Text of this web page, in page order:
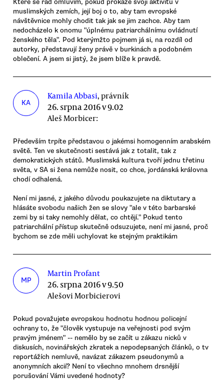
Které se rád omluvím, pokud prokáže svoji aktivitu v
muslimských zemích, její boj o to, aby tam evropské
návštěvnice mohly chodit tak jak se jim zachce. Aby tam
nedocházelo k onomu "úplnému patriarchálnímu ovládnutí
ženského těla". Pod kterýmžto pojmem já si, na rozdíl od
autorky, představují ženy právě v burkinách a podobném
oblečení. A jsem si jistý, že jsem blíže k pravdě.
KA
Kamila Abbasi, právník
26. srpna 2016 v 9.02
Aleš Morbicer:
Především trpíte představou o jakémsi homogenním arabském
světě. Ten ve skutečnosti sestává jak z totalit, tak z
demokratických států. Muslimská kultura tvoří jednu třetinu
světa, v SA si žena nemůže nosit, co chce, jordánská královna
chodí odhalená.
Není mi jasné, z jakého důvodu poukazujete na diktutary a
hlásáte svobodu našich žen se slovy "ale v této barbarské
zemi by si taky nemohly dělat, co chtějí." Pokud tento
patriarchální přístup skutečně odsuzujete, není mi jasné, proč
bychom se zde měli uchylovat ke stejným praktikám
MP
Martin Profant
26. srpna 2016 v 9.50
Alešovi Morbicierovi
Pokud považujete evropskou hodnotu hodnou policejní
ochrany to, že "člověk vystupuje na veřejnosti pod svým
pravým jménem" -- nemělo by se začít u zákazu nicků v
diskusích, novinářských zkratek a nepodepsaných článků, o tv
reportážích nemluvě, navázat zákazem pseudonymů a
anonymních akcií? Není to všechno mnohem drsnější
porušování Vámi uvedené hodnoty?